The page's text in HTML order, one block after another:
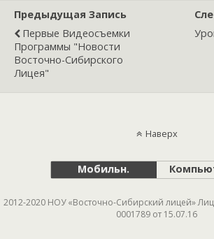
Предыдущая Запись
Первые Видеосъемки
Программы "Новости
Восточно-Сибирского
Лицея"
Наверх
Мобильн.
2012-2020 НОУ «Восточно-Сибирский лицей»
0001789 от 15.07.16